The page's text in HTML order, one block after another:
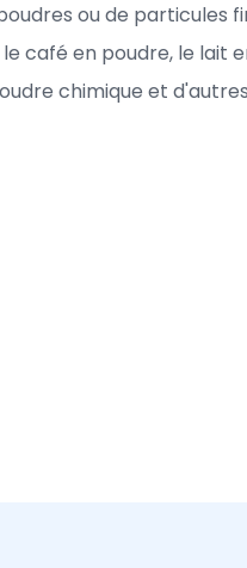
ou de particules
café en poudre, le lait
chimique et